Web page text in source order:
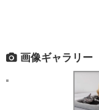
画像ギャラリー